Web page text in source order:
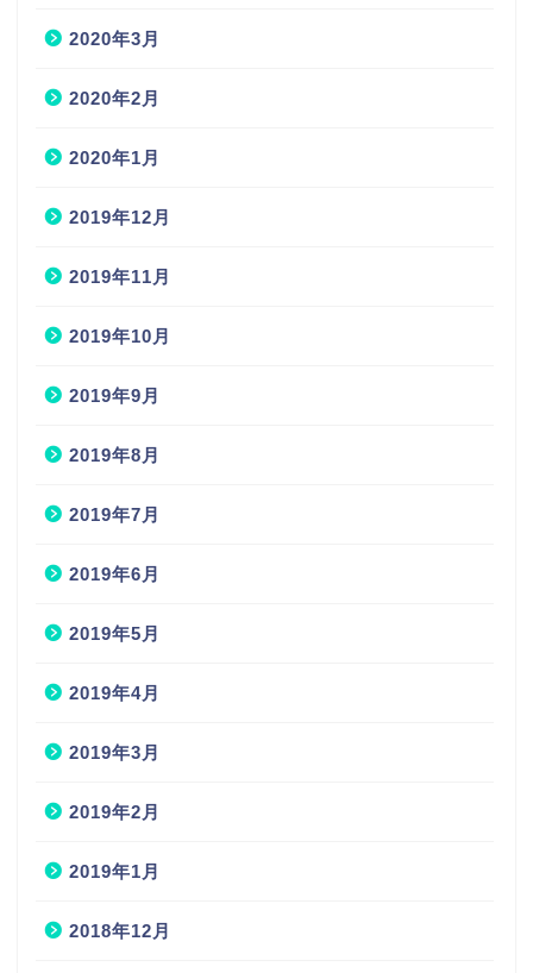
2020年3月
2020年2月
2020年1月
2019年12月
2019年11月
2019年10月
2019年9月
2019年8月
2019年7月
2019年6月
2019年5月
2019年4月
2019年3月
2019年2月
2019年1月
2018年12月